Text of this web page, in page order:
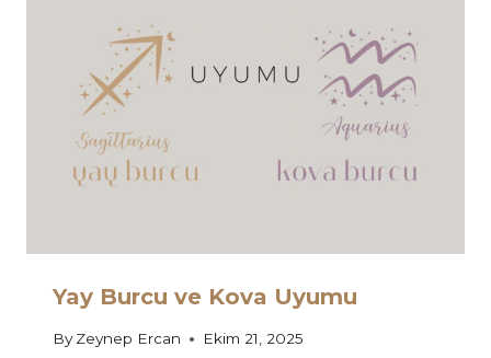
Yay Burcu ve Kova Uyumu
By Zeynep Ercan Ekim 21, 2025